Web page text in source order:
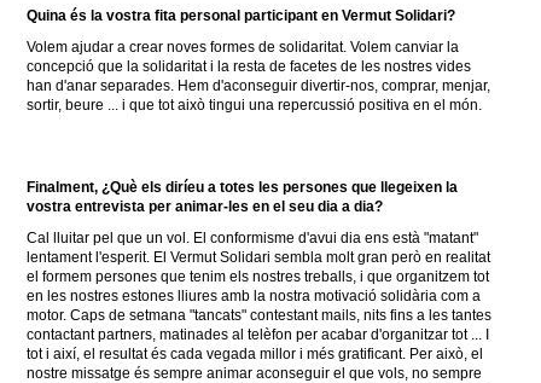
Quina és la vostra fita personal participant en Vermut Solidari?
Volem ajudar a crear noves formes de solidaritat. Volem canviar la
concepció que la solidaritat i la resta de facetes de les nostres vides
han d'anar separades.
Hem d'aconseguir divertir-nos, comprar, menjar,
sortir, beure ... i que tot això tingui una repercussió positiva en el món.
Finalment, ¿Què els diríeu a totes les persones que llegeixen la
vostra entrevista per animar-les en el seu dia a dia?
Cal lluitar pel que un vol.
El conformisme d'avui dia ens està "matant"
lentament l'esperit. El Vermut Solidari sembla molt gran però en realitat
el formem persones que tenim els nostres treballs, i que organitzem tot
en les nostres estones lliures amb la nostra motivació solidària com a
motor. Caps de setmana "tancats" contestant mails, nits fins a les tantes
contactant partners, matinades al telèfon per acabar d'organitzar tot ... I
tot i així, el resultat és cada vegada millor i més gratificant. Per això, el
nostre missatge és sempre animar aconseguir el que vols, no sempre